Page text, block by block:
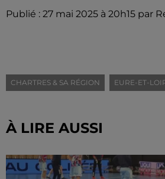
Publié : 27 mai 2025 à 20h15 par
CHARTRES & SA RÉGION EURE-ET-
À LIRE AUSSI